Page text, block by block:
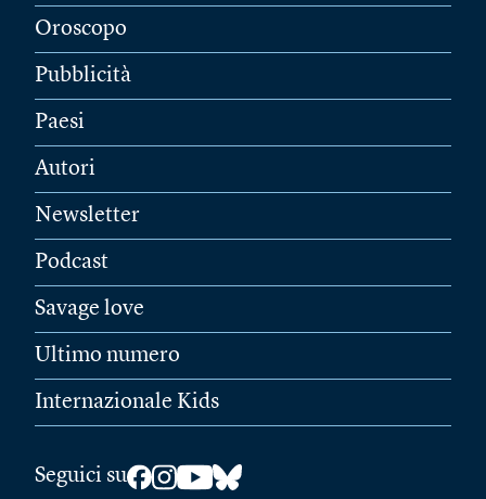
Oroscopo
Pubblicità
Paesi
Autori
Newsletter
Podcast
Savage love
Ultimo numero
Internazionale Kids
Seguici su